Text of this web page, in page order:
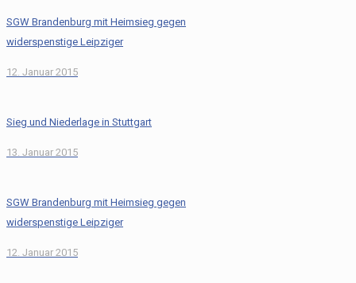
SGW Brandenburg mit Heimsieg gegen
widerspenstige Leipziger
12. Januar 2015
Sieg und Niederlage in Stuttgart
13. Januar 2015
SGW Brandenburg mit Heimsieg gegen
widerspenstige Leipziger
12. Januar 2015